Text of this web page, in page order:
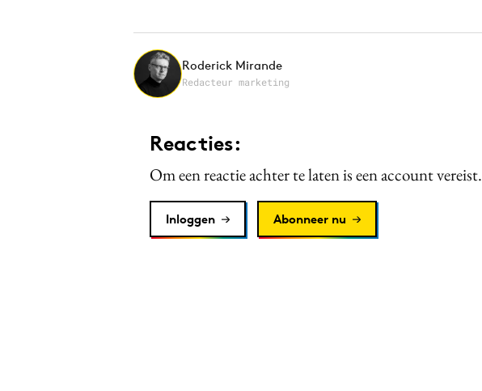
Roderick Mirande
Redacteur marketing
Reacties:
Om een reactie achter te laten is een account vereist.
Inloggen Abonneer nu